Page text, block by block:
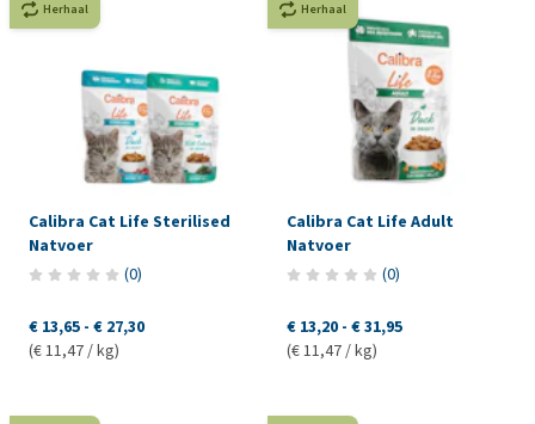
Herhaal
Calibra Cat Life Sterilised
Natvoer
(0)
€ 13,65 - € 27,30
(€ 11,47 / kg)
Herhaal
Calibra Cat Life Adult
Natvoer
(0)
€ 13,20 - € 31,95
(€ 11,47 / kg)